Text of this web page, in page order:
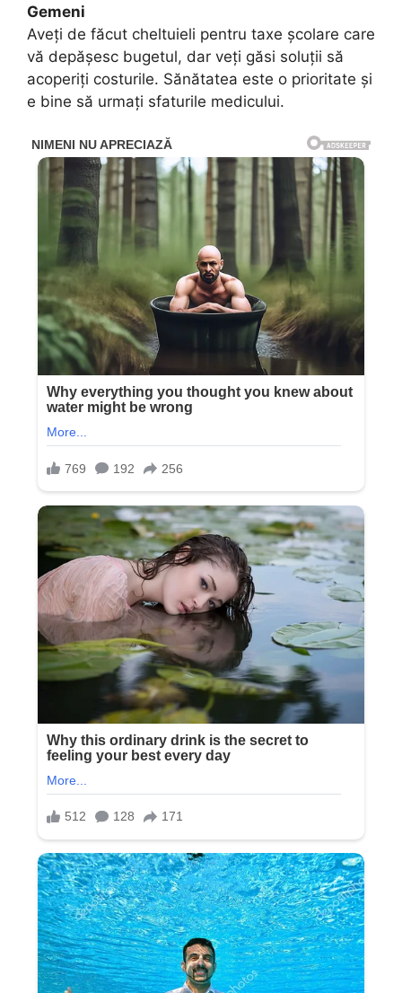
Gemeni
Aveți de făcut cheltuieli pentru taxe școlare care
vă depășesc bugetul, dar veți găsi soluții să
acoperiți costurile. Sănătatea este o prioritate și
e bine să urmați sfaturile medicului.